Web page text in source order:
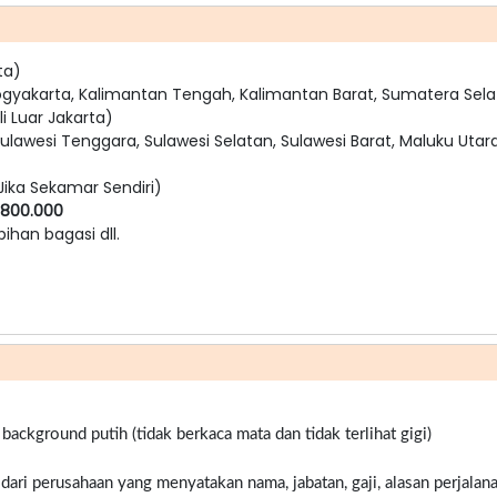
Kalimantan Tengah, Kalimantan Barat, Sumatera
Jakarta)
Tenggara, Sulawesi Selatan, Sulawesi Barat, Maluku
Sekamar Sendiri)
bagasi dll.
putih (tidak berkaca mata dan tidak terlihat gigi)
perusahaan yang menyatakan nama, jabatan, gaji, alasan